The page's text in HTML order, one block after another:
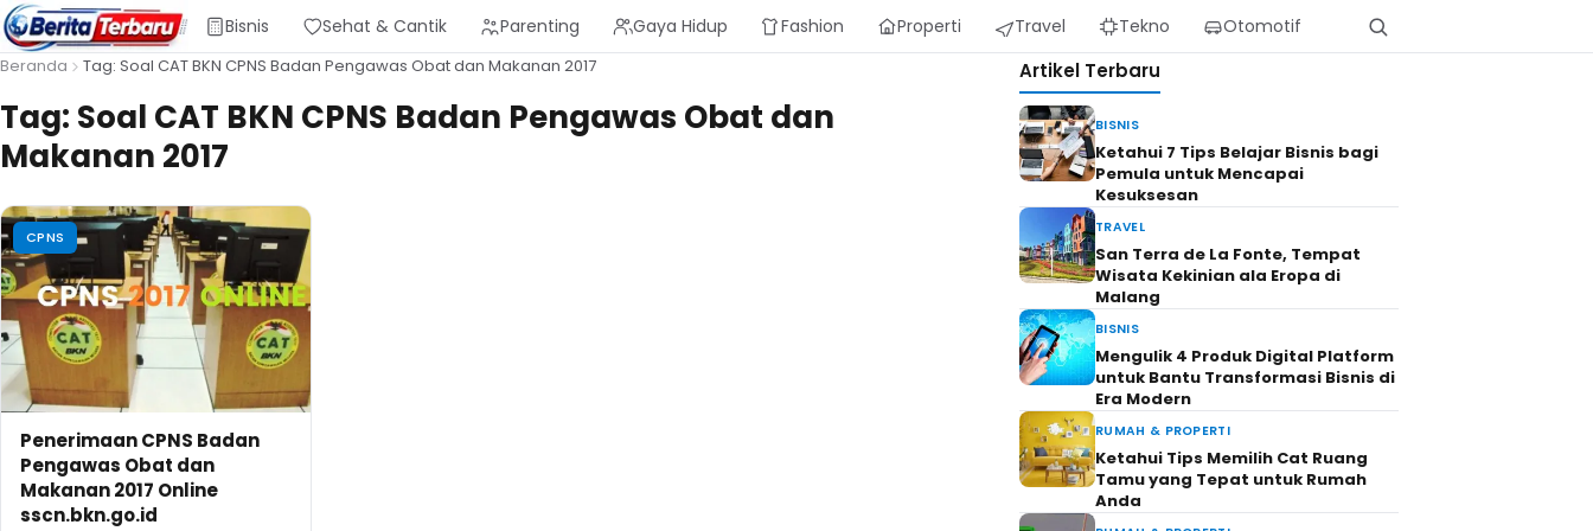
Bisnis Sehat & Cantik Parenting Gaya Hidup Fashion Properti Travel Tekno Otomotif
Beranda Tag: Soal CAT BKN CPNS Badan Pengawas Obat dan Makanan 2017
Tag: Soal CAT BKN CPNS Badan Pengawas Obat dan
Makanan 2017
CPNS
Penerimaan CPNS Badan
Pengawas Obat dan
Makanan 2017 Online
sscn.bkn.go.id
Artikel Terbaru
BISNIS
Ketahui 7 Tips Belajar Bisnis bagi
Pemula untuk Mencapai
Kesuksesan
TRAVEL
San Terra de La Fonte, Tempat
Wisata Kekinian ala Eropa di
Malang
BISNIS
Mengulik 4 Produk Digital Platform
untuk Bantu Transformasi Bisnis di
Era Modern
RUMAH & PROPERTI
Ketahui Tips Memilih Cat Ruang
Tamu yang Tepat untuk Rumah
Anda